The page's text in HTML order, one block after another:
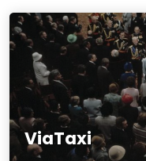
ViaTaxi